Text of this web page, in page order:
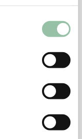
for vand.